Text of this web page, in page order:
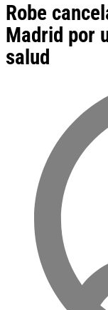
Robe
Madrid por
salud